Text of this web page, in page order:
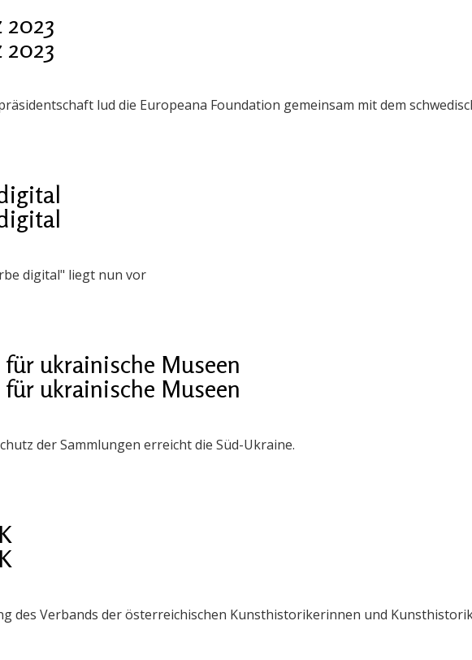
lud die Europeana Foundation gemeinsam mit dem
digital" liegt nun vor
ukrainische Museen
ukrainische Museen
der Sammlungen erreicht die Süd-Ukraine.
des Verbands der österreichischen Kunsthistorikerinnen und